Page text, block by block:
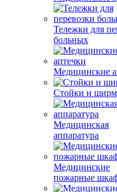
Тележки для
больных
Медицинские
Стойки и
Медицинская
аппаратура
Медицинские
пожарные